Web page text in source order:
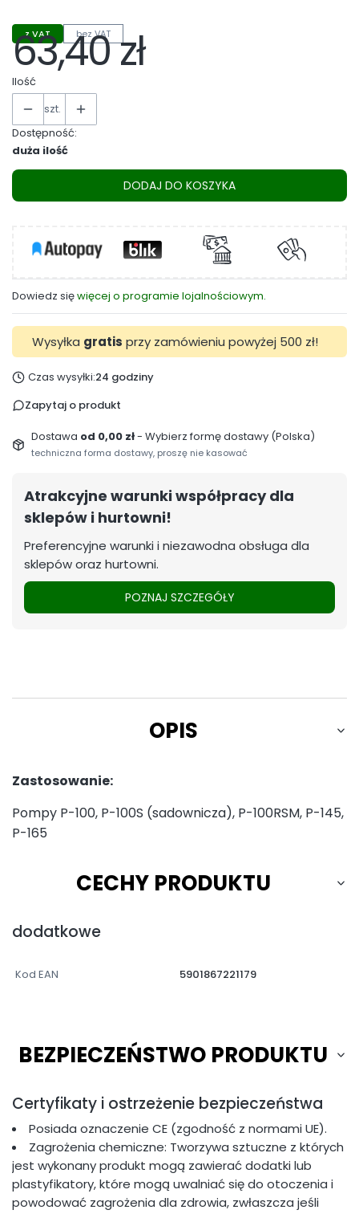
z VAT bez VAT
Cena
63,40 zł
Ilość
szt.
Dostępność:
duża ilość
DODAJ DO KOSZYKA
Dowiedz sięwięcej o programie lojalnościowym.
Wysyłka gratis przy zamówieniu powyżej 500 zł!
Czas wysyłki:24 godziny
Zapytaj o produkt
Dostawa od 0,00 zł- Wybierz formę dostawy (Polska)
techniczna forma dostawy, proszę nie kasować
Atrakcyjne warunki współpracy dla
sklepów i hurtowni!
Preferencyjne warunki i niezawodna obsługa dla
sklepów oraz hurtowni.
POZNAJ SZCZEGÓŁY
OPIS
Zastosowanie:
Pompy P-100, P-100S (sadownicza), P-100RSM, P-145,
P-165
CECHY PRODUKTU
dodatkowe
Kod EAN 5901867221179
BEZPIECZEŃSTWO PRODUKTU
Certyfikaty i ostrzeżenie bezpieczeństwa
Posiada oznaczenie CE (zgodność z normami UE).
Zagrożenia chemiczne: Tworzywa sztuczne z których
jest wykonany produkt mogą zawierać dodatki lub
plastyfikatory, które mogą uwalniać się do otoczenia i
powodować zagrożenia dla zdrowia, zwłaszcza jeśli